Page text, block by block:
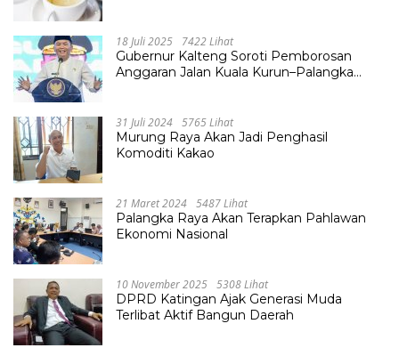
18 Juli 2025 7422 Lihat
Gubernur Kalteng Soroti Pemborosan
Anggaran Jalan Kuala Kurun–Palangka
31 Juli 2024 5765 Lihat
Murung Raya Akan Jadi Penghasil
Komoditi Kakao
21 Maret 2024 5487 Lihat
Palangka Raya Akan Terapkan Pahlawan
Ekonomi Nasional
10 November 2025 5308 Lihat
DPRD Katingan Ajak Generasi Muda
Terlibat Aktif Bangun Daerah